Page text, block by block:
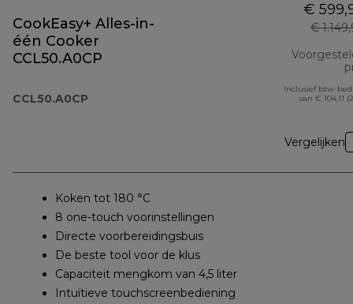
CookEasy+ Alles-in-
één Cooker
CCL50.A0CP
CCL50.A0CP
€
€
Inclusief btw-
van € 104,11
Vergelijken
Koken tot 180 °C
8 one-touch voorinstellingen
Directe voorbereidingsbuis
De beste tool voor de klus
Capaciteit mengkom van 4,5 liter
Intuïtieve touchscreenbediening